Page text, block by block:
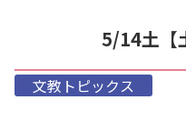
5/14土【
文教トピックス